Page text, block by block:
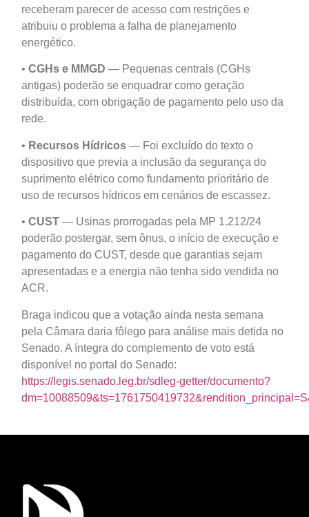
receberam parecer de acesso com restrições e
atribuiu o problema a falha de planejamento
energético.
•CGHs e MMGD — Pequenas centrais (CGHs
antigas) poderão se enquadrar como geração
distribuída, com obrigação de pagamento pelo uso da
rede.
• Recursos Hídricos — Foi excluído do texto o
dispositivo que previa a inclusão da segurança do
suprimento elétrico como fundamento prioritário de
uso de recursos hídricos em cenários de escassez.
•CUST — Usinas prorrogadas pela MP 1.212/24
poderão postergar, sem ônus, o início de execução e
pagamento do CUST, desde que garantias sejam
apresentadas e a energia não tenha sido vendida no
ACR.
Braga indicou que a votação ainda nesta semana
pela Câmara daria fôlego para análise mais detida no
Senado. A íntegra do complemento de voto está
disponível no portal do Senado:
https://legis.senado.leg.br/sdleg-getter/documento?